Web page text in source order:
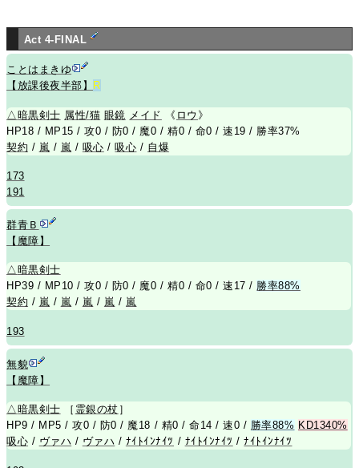
Act 4-FINAL
ことはまきゆ
【放課後夜半部】
R
△ 暗黒剣士 属性/猫 眼鏡 メイド 《 ロウ 》
HP18 / MP15 / 攻0 / 防0 / 魔0 / 精0 / 命0 / 速19 / 勝率37%
契約 / 嵐 / 嵐 / 吸心 /吸心 / 自爆
173
191
群青Ｂ
【魔障】
△暗黒剣士
HP39 / MP10 / 攻0 / 防0 / 魔0 / 精0 / 命0 / 速17 / 勝率88%
契約 / 嵐 / 嵐 / 嵐 / 嵐 / 嵐
193
無貌
【魔障】
△暗黒剣士 ［ 霊銀の杖 ］
HP9 / MP5 / 攻0 / 防0 / 魔18 / 精0 / 命14 / 速0 / 勝率88% KD1340%
吸心 / ヴァハ / ヴァハ / ﾅｲﾄｲﾝﾅｲﾂ / ﾅｲﾄｲﾝﾅｲﾂ /ﾅｲﾄｲﾝﾅｲﾂ